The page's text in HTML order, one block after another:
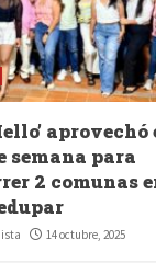
aprovechó
semana para
2 comunas
14 octubre, 2025